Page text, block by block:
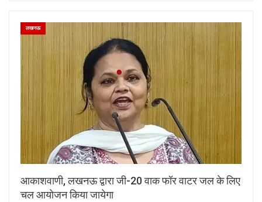
लखनऊ
आकाशवाणी, लखनऊ द्वारा जी-20 वाक फॉर वाटर जल के लिए
चल आयोजन किया जायेगा